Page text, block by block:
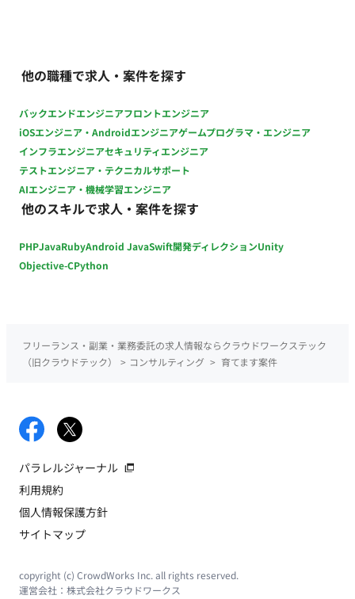
他の職種で求人・案件を探す
バックエンドエンジニアフロントエンジニア
iOSエンジニア・Androidエンジニアゲームプログラマ・エンジニア
インフラエンジニアセキュリティエンジニア
テストエンジニア・テクニカルサポート
AIエンジニア・機械学習エンジニア
他のスキルで求人・案件を探す
PHPJavaRubyAndroid JavaSwift開発ディレクションUnity
Objective-CPython
フリーランス・副業・業務委託の求人情報ならクラウドワークステック
（旧クラウドテック）
> コンサルティング > 育てます案件
パラレルジャーナル
利用規約
個人情報保護方針
サイトマップ
copyright (c) CrowdWorks Inc. all rights reserved.
運営会社： 株式会社クラウドワークス